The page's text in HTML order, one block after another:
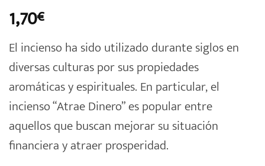
1,70€
El incienso ha sido utilizado durante siglos en
diversas culturas por sus propiedades
aromáticas y espirituales. En particular, el
incienso “Atrae Dinero” es popular entre
aquellos que buscan mejorar su situación
financiera y atraer prosperidad.